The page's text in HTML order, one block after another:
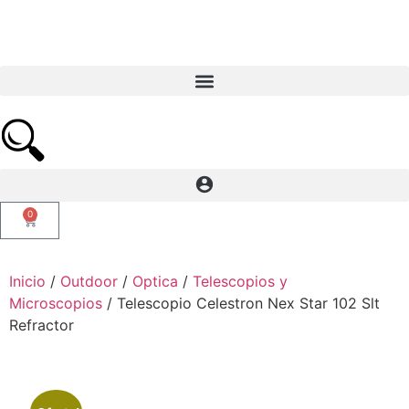
0
Inicio / Outdoor / Optica / Telescopios y
Microscopios / Telescopio Celestron Nex Star 102 Slt
Refractor